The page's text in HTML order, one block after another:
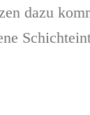
dazu